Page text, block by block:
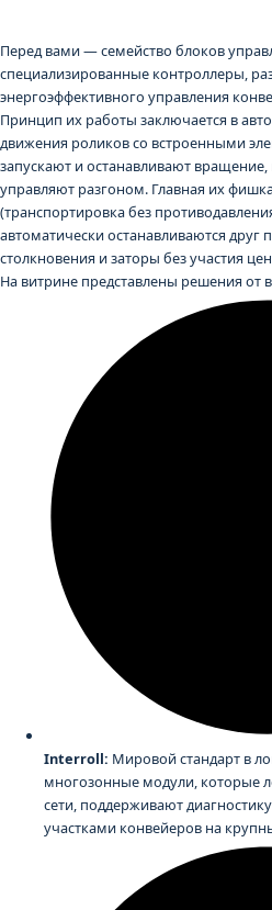
Перед вами — семейство блоков
специализированные контроллеры,
энергоэффективного управления
Принцип их работы заключается в
движения роликов со встроенными
запускают и останавливают
управляют разгоном. Главная их
(транспортировка без
автоматически останавливаются друг
столкновения и заторы без участия
На витрине представлены решения от
Interroll: Мировой стандарт в
многозонные модули, которые
сети, поддерживают
участками конвейеров на